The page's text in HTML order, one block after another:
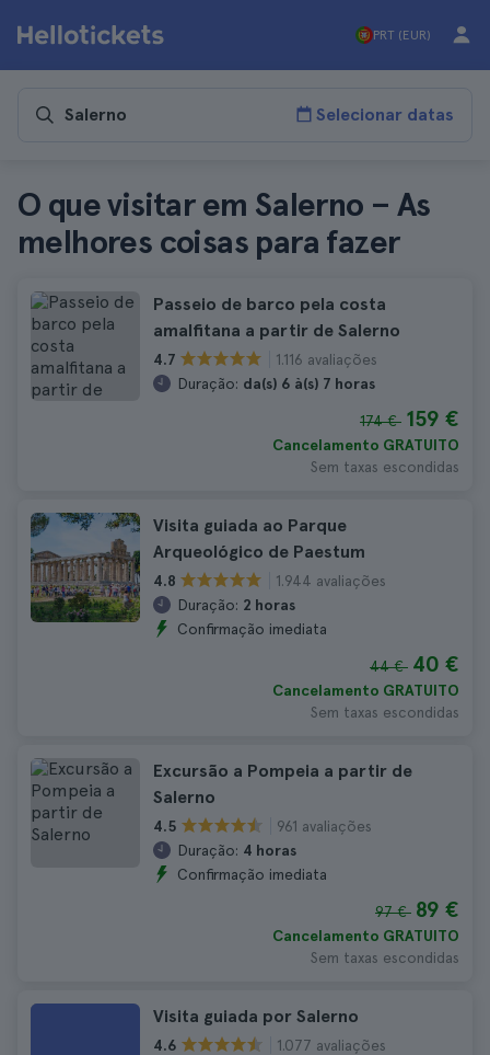
PRT (EUR)
Selecionar datas
O que visitar em Salerno – As
melhores coisas para fazer
Passeio de barco pela costa
amalfitana a partir de Salerno
4.7
1.116 avaliações
Duração: da(s) 6 à(s) 7 horas
174 € 159 €
Cancelamento GRATUITO
Sem taxas escondidas
Visita guiada ao Parque
Arqueológico de Paestum
4.8
1.944 avaliações
Duração: 2 horas
Confirmação imediata
44 € 40 €
Cancelamento GRATUITO
Sem taxas escondidas
Excursão a Pompeia a partir de
Salerno
4.5
961 avaliações
Duração: 4 horas
Confirmação imediata
97 € 89 €
Cancelamento GRATUITO
Sem taxas escondidas
Visita guiada por Salerno
4.6
1.077 avaliações